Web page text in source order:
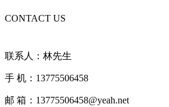
CONTACT US
联系人：林先生
手 机：13775506458
邮 箱：13775506458@yeah.net